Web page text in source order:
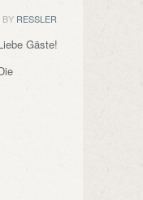
BY RESSLER
Gäste!